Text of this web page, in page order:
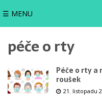
☰ MENU
péče o rty
Péče o rty a
roušek
21. listopadu